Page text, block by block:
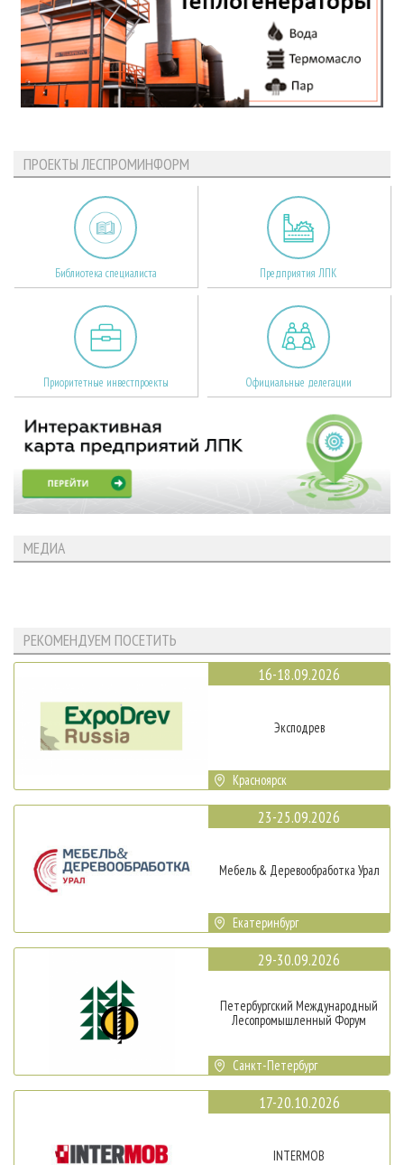
ПРОЕКТЫ ЛЕСПРОМИНФОРМ
Библиотека специалиста Предприятия ЛПК
Приоритетные инвестпроекты Официальные делегации
МЕДИА
РЕКОМЕНДУЕМ ПОСЕТИТЬ
16-18.09.2026
Эксподрев
Красноярск
23-25.09.2026
Мебель & Деревообработка Урал
Екатеринбург
29-30.09.2026
Петербургский Международный
Лесопромышленный Форум
Санкт-Петербург
17-20.10.2026
INTERMOB